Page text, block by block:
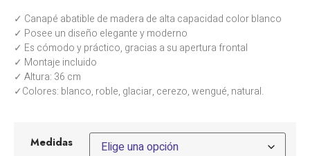
✓ Canapé abatible de madera de alta capacidad color blanco
✓ Posee un diseño elegante y moderno
✓ Es cómodo y práctico, gracias a su apertura frontal
✓ Montaje incluido
✓ Altura: 36 cm
✓Colores: blanco, roble, glaciar, cerezo, wengué, natural.
Medidas